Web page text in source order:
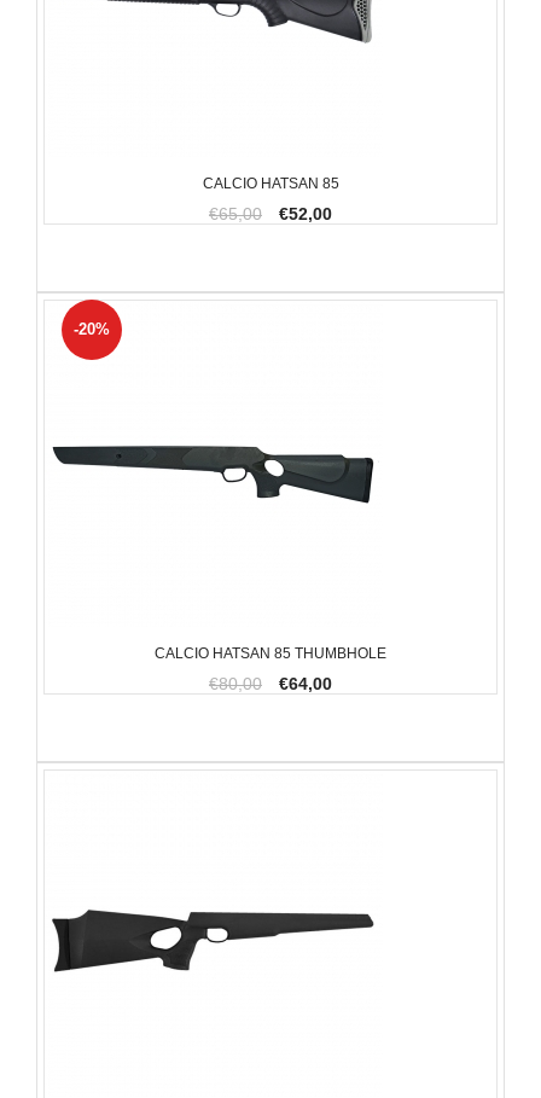
CALCIO HATSAN 85
€65,00 €52,00
CALCIO HATSAN 85 THUMBHOLE
€80,00 €64,00
-20%